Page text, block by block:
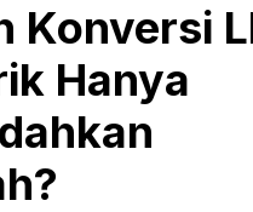
Konversi
Hanya